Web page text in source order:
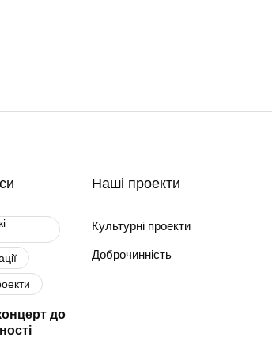
до
Наші проекти
Культурні проекти
Доброчинність